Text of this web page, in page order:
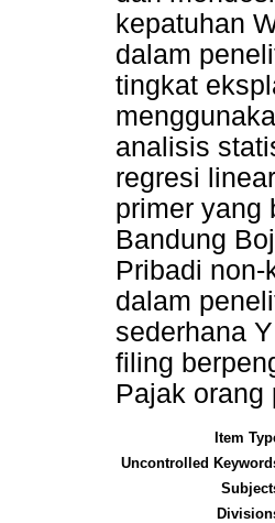
kepatuhan
dalam
tingkat
analisis
regresi
primer yang
Bandung
Pribadi
dalam
sederhana
filing
Pajak orang
Item
Uncontrolled